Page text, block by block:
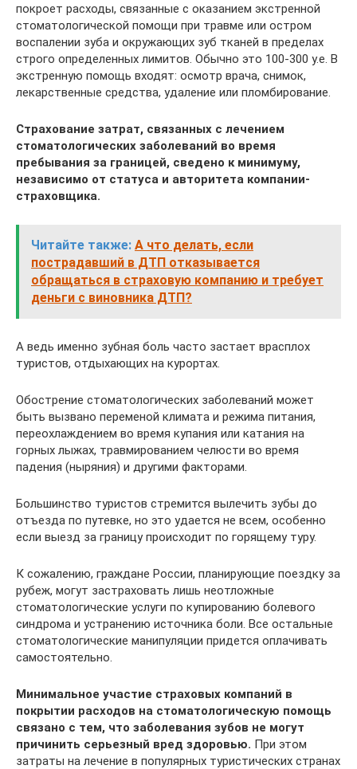
покроет расходы, связанные с оказанием экстренной
стоматологической помощи при травме или остром
воспалении зуба и окружающих зуб тканей в пределах
строго определенных лимитов. Обычно это 100-300 у.е. В
экстренную помощь входят: осмотр врача, снимок,
лекарственные средства, удаление или пломбирование.
Страхование затрат, связанных с лечением
стоматологических заболеваний во время
пребывания за границей, сведено к минимуму,
независимо от статуса и авторитета компании-
страховщика.
Читайте также: А что делать, если
пострадавший в ДТП отказывается
обращаться в страховую компанию и требует
деньги с виновника ДТП?
А ведь именно зубная боль часто застает врасплох
туристов, отдыхающих на курортах.
Обострение стоматологических заболеваний может
быть вызвано переменой климата и режима питания,
переохлаждением во время купания или катания на
горных лыжах, травмированием челюсти во время
падения (ныряния) и другими факторами.
Большинство туристов стремится вылечить зубы до
отъезда по путевке, но это удается не всем, особенно
если выезд за границу происходит по горящему туру.
К сожалению, граждане России, планирующие поездку за
рубеж, могут застраховать лишь неотложные
стоматологические услуги по купированию болевого
синдрома и устранению источника боли. Все остальные
стоматологические манипуляции придется оплачивать
самостоятельно.
Минимальное участие страховых компаний в
покрытии расходов на стоматологическую помощь
связано с тем, что заболевания зубов не могут
причинить серьезный вред здоровью. При этом
затраты на лечение в популярных туристических странах